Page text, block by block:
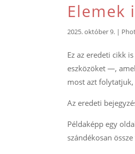
Elemek
2025. október 9. |
Ez az eredeti cikk
eszközöket —,
most azt folytatjuk,
Az eredeti
Példaképp egy
szándékosan